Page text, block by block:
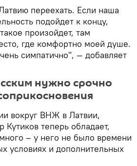
переехать. Если наша
подойдет к концу,
произойдет, там
где комфортно моей душе.
симпатично", — добавляет
нужно срочно
вокруг ВНЖ в Латвии,
теперь обладает,
– у него не было времени
условиях и дополнительных